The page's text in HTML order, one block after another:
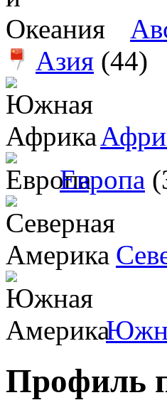
Азия (44)
Европа
Профиль